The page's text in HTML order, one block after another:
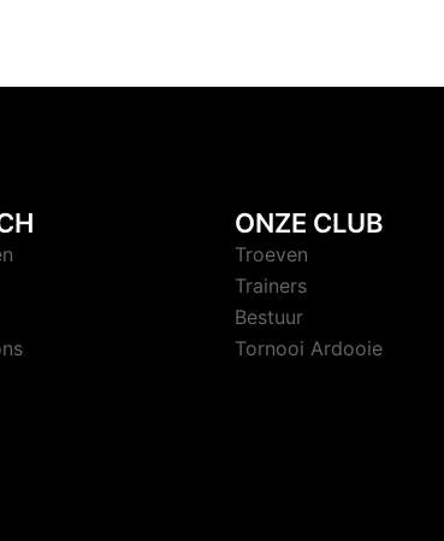
ONZE CLUB
Troeven
Trainers
Bestuur
Tornooi Ardooie